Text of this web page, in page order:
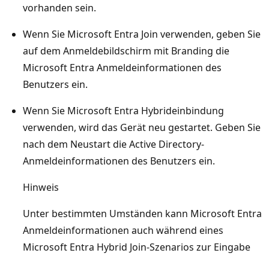
vorhanden sein.
Wenn Sie Microsoft Entra Join verwenden, geben Sie
auf dem Anmeldebildschirm mit Branding die
Microsoft Entra Anmeldeinformationen des
Benutzers ein.
Wenn Sie Microsoft Entra Hybrideinbindung
verwenden, wird das Gerät neu gestartet. Geben Sie
nach dem Neustart die Active Directory-
Anmeldeinformationen des Benutzers ein.
Hinweis
Unter bestimmten Umständen kann Microsoft Entra
Anmeldeinformationen auch während eines
Microsoft Entra Hybrid Join-Szenarios zur Eingabe